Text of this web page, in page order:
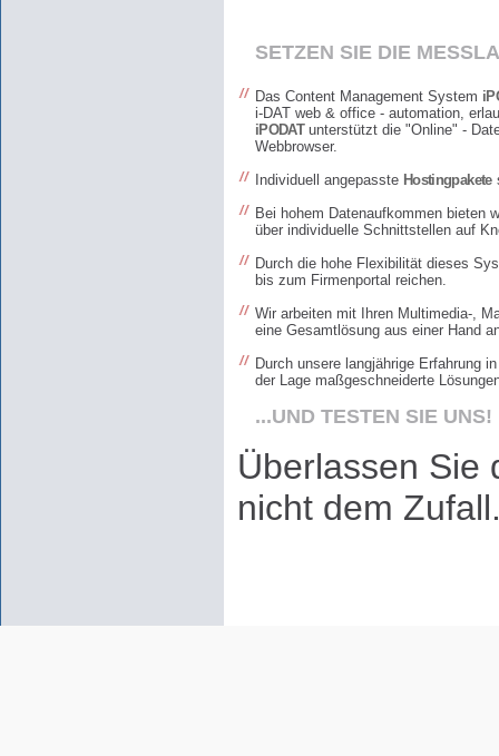
SETZEN SIE DIE
Das Content Management System
i-DAT web & office - automation,
iPODATunterstützt die "Online" -
Webbrowser.
Individuell angepasste Hostingpakete
Bei hohem Datenaufkommen bieten
über individuelle Schnittstellen auf
Durch die hohe Flexibilität dieses
bis zum Firmenportal reichen.
Wir arbeiten mit Ihren Multimedia-,
eine Gesamtlösung aus einer Hand
Durch unsere langjährige Erfahrung
der Lage maßgeschneiderte
...UND TESTEN SIE UNS!
Überlassen Sie
nicht dem